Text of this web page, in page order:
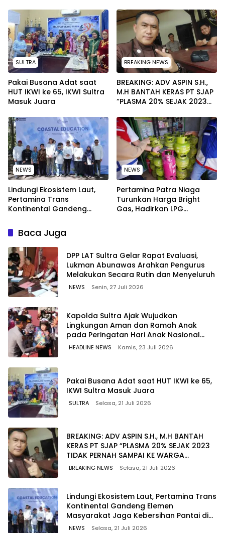
Secara Rutin dan
Menyeluruh
Nasional 2026
SULTRA
Pakai Busana Adat saat
HUT IKWI ke 65, IKWI Sultra
Masuk Juara
BREAKING NEWS
BREAKING: ADV ASPIN S.H.,
M.H BANTAH KERAS PT SJAP
“PLASMA 20% SEJAK 2023
WARGA WAWOONE!
NEWS
Lindungi Ekosistem Laut,
Pertamina Trans
Kontinental Gandeng
Kebersihan Pantai di
Bitung, Sulawesi
NEWS
Pertamina Patra Niaga
Turunkan Harga Bright
Gas, Hadirkan LPG
Baca Juga
‎DPP LAT Sultra Gelar Rapat Evaluasi,
Lukman Abunawas Arahkan Pengurus
Melakukan Secara Rutin dan Menyeluruh
NEWS Senin, 27 Juli 2026
Kapolda Sultra Ajak Wujudkan
Lingkungan Aman dan Ramah Anak
pada Peringatan Hari Anak Nasional
2026
HEADLINE NEWS Kamis, 23 Juli 2026
Pakai Busana Adat saat HUT IKWI ke 65,
IKWI Sultra Masuk Juara
SULTRA Selasa, 21 Juli 2026
BREAKING: ADV ASPIN S.H., M.H BANTAH
KERAS PT SJAP “PLASMA 20% SEJAK 2023
TIDAK PERNAH SAMPAI KE WARGA
WAWOONE!
BREAKING NEWS Selasa, 21 Juli 2026
Lindungi Ekosistem Laut, Pertamina Trans
Kontinental Gandeng Elemen
Masyarakat Jaga Kebersihan Pantai di
Bitung, Sulawesi
NEWS Selasa, 21 Juli 2026